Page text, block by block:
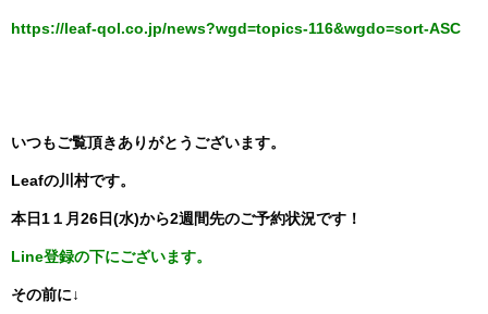
https://leaf-qol.co.jp/news?wgd=topics-116&wgdo=sort-ASC
いつもご覧頂きありがとうございます。
Leafの川村です。
本日1１月26日(水)から2週間先のご予約状況です！
Line登録の下にございます。
その前に↓